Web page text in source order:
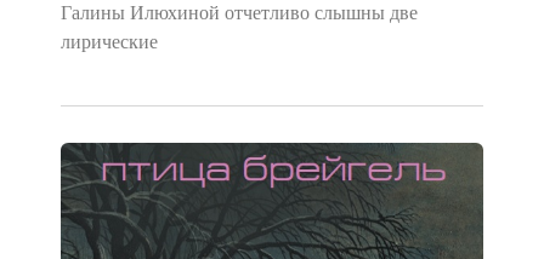
Галины Илюхиной отчетливо слышны две
лирические